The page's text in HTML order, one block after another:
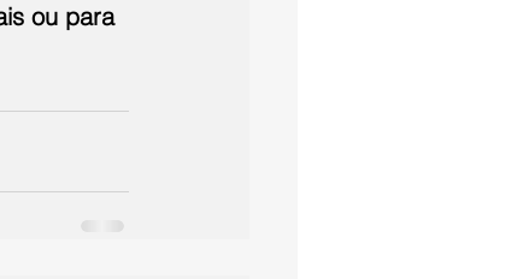
ou para